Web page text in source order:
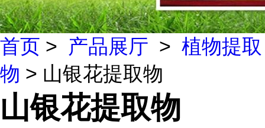
首页 > 产品展厅 > 植物提取
物 > 山银花提取物
山银花提取物